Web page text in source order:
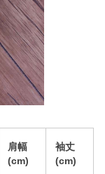
肩幅
(cm)
袖丈
(cm)